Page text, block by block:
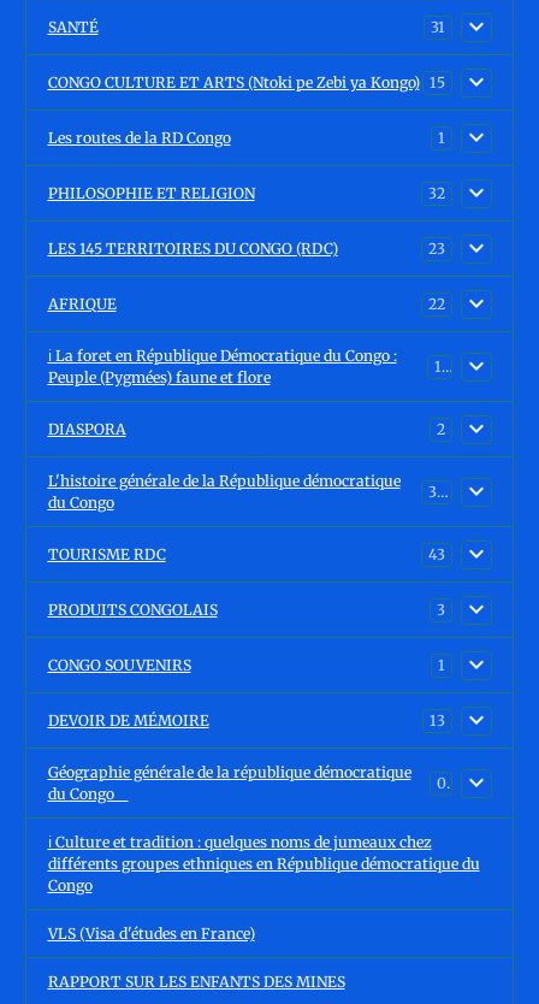
SANTÉ 31
CONGO CULTURE ET ARTS (Ntoki pe Zebi ya Kongo) 15
Les routes de la RD Congo 1
PHILOSOPHIE ET RELIGION 32
LES 145 TERRITOIRES DU CONGO (RDC) 23
AFRIQUE 22
ℹ️ La foret en République Démocratique du Congo :
Peuple (Pygmées) faune et flore
15
DIASPORA 2
L'histoire générale de la République démocratique
du Congo
30
TOURISME RDC 43
PRODUITS CONGOLAIS 3
CONGO SOUVENIRS 1
DEVOIR DE MÉMOIRE 13
Géographie générale de la république démocratique
du Congo
0
ℹ️ Culture et tradition : quelques noms de jumeaux chez
différents groupes ethniques en République démocratique du
Congo
VLS (Visa d'études en France)
RAPPORT SUR LES ENFANTS DES MINES